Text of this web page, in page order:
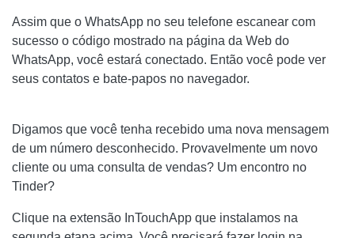
Assim que o WhatsApp no ​​seu telefone escanear com
sucesso o código mostrado na página da Web do
WhatsApp, você estará conectado. Então você pode ver
seus contatos e bate-papos no navegador.
Digamos que você tenha recebido uma nova mensagem
de um número desconhecido. Provavelmente um novo
cliente ou uma consulta de vendas? Um encontro no
Tinder?
Clique na extensão InTouchApp que instalamos na